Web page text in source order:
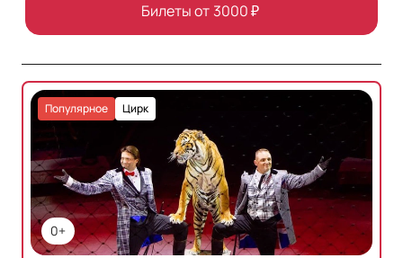
Билеты от 3000₽
0+
Цирк
Популярное